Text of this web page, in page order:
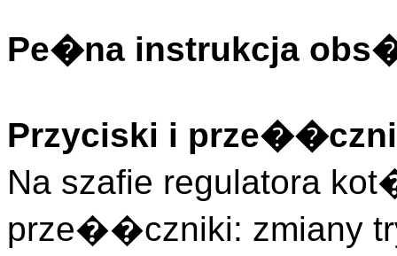
Pe�na instrukcja
Przyciski i
Na szafie regulatora
prze��czniki: zmiany